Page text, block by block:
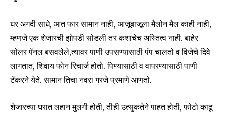
घर अगदी साधे, आत फार सामान नाही, आजूबाजूला मैलोन मैल काही नाही,
म्हणजे एक शेजारची झोपडी सोडली तर कशाचेच अस्तित्व नाही. बाहेर
सोलर पॅनल बसवलेले,त्यावर पाणी उपसण्यासाठी पंप चालतो व विजेचे दिवे
लागतात, शिवाय फोन रिचार्ज होतो. पिण्यासाठी व वापरण्यासाठी पाणी
टँकरने येते. सामान तिचा नवरा गरजे प्रमाणे आणतो.
शेजारच्या घरात लहान मुलगी होती, तीही उत्सुकतेने पाहत होती, फोटो काढू